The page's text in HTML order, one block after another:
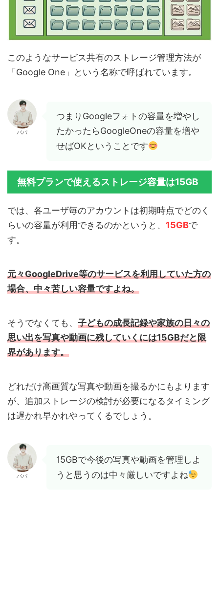
このようなサービス共有のストレージ管理方法が
「Google One」という名称で呼ばれています。
パパ
つまりGoogleフォトの容量を増やし
たかったらGoogleOneの容量を増や
せばOKということです
無料プランで使えるストレージ容量は15GB
では、各ユーザ毎のアカウントは初期時点でどのく
らいの容量が利用できるのかというと、 15GBで
す。
元々GoogleDrive等のサービスを利用していた方の
場合、中々苦しい容量ですよね。
そうでなくても、 子どもの成長記録や家族の日々の
思い出を写真や動画に残していくには15GBだと限
界があります。
どれだけ高画質な写真や動画を撮るかにもよります
が、追加ストレージの検討が必要になるタイミング
は遅かれ早かれやってくるでしょう。
パパ
15GBで今後の写真や動画を管理しよ
うと思うのは中々厳しいですよね